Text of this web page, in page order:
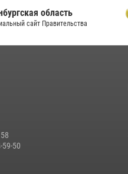
область
сайт Правительства
59-50